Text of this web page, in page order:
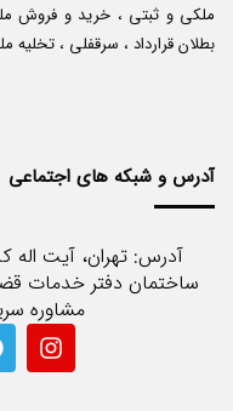
ملکی و ثبتی ، خرید و فروش
بطلان قرارداد ، سرقفلی ،
آدرس و شبکه های اجتماعی
آدرس: تهران، آیت اله
ساختمان دفتر خدمات قضایی، واحد 6.
مشاوره سریع :